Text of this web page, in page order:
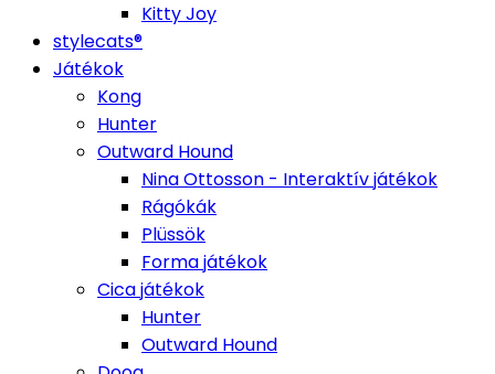
Kitty Joy
stylecats®
Játékok
Kong
Hunter
Outward Hound
Nina Ottosson - Interaktív játékok
Rágókák
Plüssök
Forma játékok
Cica játékok
Hunter
Outward Hound